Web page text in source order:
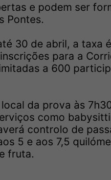
e podem ser
Pontes.
30 de abril, a taxa
para a
a 600
da prova às
como
controlo de
5 e aos 7,5
fruta.